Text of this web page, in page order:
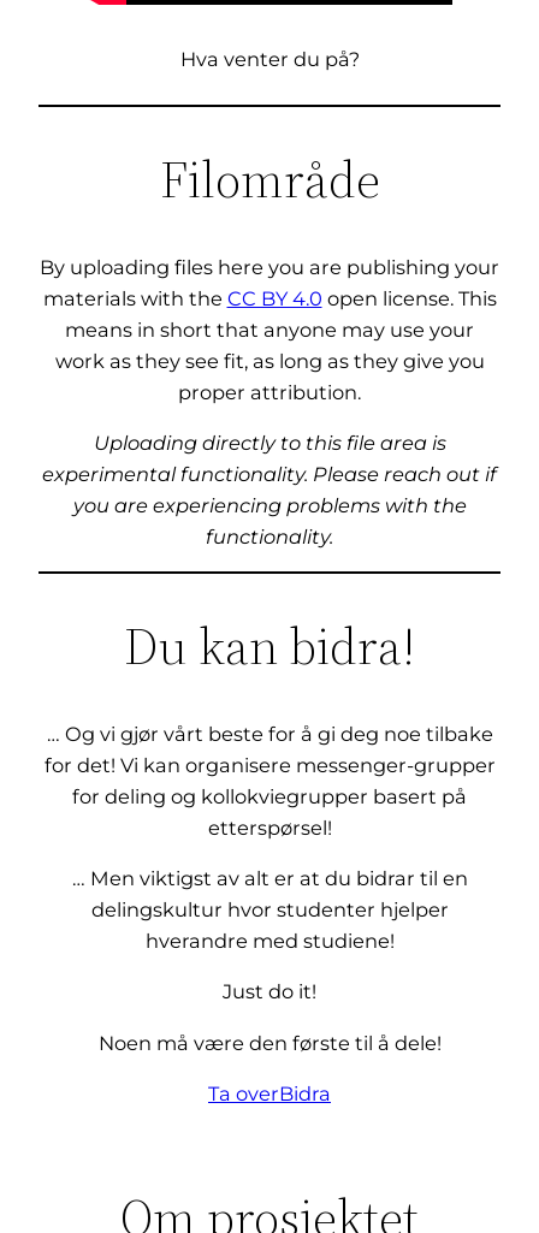
Hva venter du på?
Filområde
By uploading files here you are publishing your
materials with the CC BY 4.0 open license. This
means in short that anyone may use your
work as they see fit, as long as they give you
proper attribution.
Uploading directly to this file area is
experimental functionality. Please reach out if
you are experiencing problems with the
functionality.
Du kan bidra!
… Og vi gjør vårt beste for å gi deg noe tilbake
for det! Vi kan organisere messenger-grupper
for deling og kollokviegrupper basert på
etterspørsel!
… Men viktigst av alt er at du bidrar til en
delingskultur hvor studenter hjelper
hverandre med studiene!
Just do it!
Noen må være den første til å dele!
Ta overBidra
Om prosjektet